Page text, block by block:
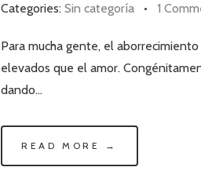
Categories: Sin categoría • 1
Para mucha gente, el
elevados que el amor.
dando…
READ MORE →